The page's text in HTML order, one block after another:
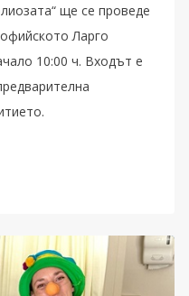
ще се проведе
Ларго
10:00 ч. Входът е